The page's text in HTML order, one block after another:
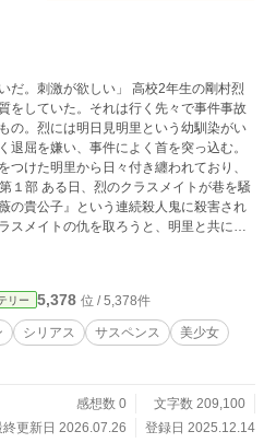
が欲しい」 高校2年生の剛村烈
をしていた。それは行く先々で事件事故
の。烈には明日見明里という幼馴染がい
退屈を嫌い、事件によく首を突っ込む。
つけた明里から日々付き纏われており、
の貴公子』という連続殺人鬼に殺害され
スメイトの仇を取ろうと、明里と共に
まえることを決意する。 ⚫︎第2部
事件を解決し、『青薔薇の貴公子』を捕
の２人に同級生の白波美月からとある相
は最近何者に嫌がらせを受けていた。烈
ながら、嫌がらせ犯の正体を探る。
リー 5,378 位 / 5,378件
シリアス サスペンス
美少女
感想数 0
文字数 209,100
終更新日 2026.07.26
登録日 2025.12.14